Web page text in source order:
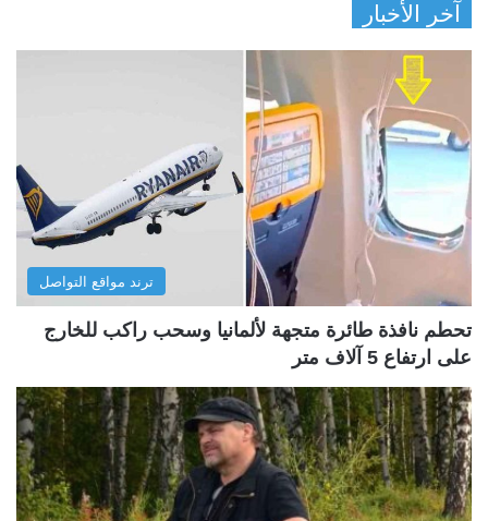
آخر الأخبار
ترند مواقع التواصل
تحطم نافذة طائرة متجهة لألمانيا وسحب راكب للخارج
على ارتفاع 5 آلاف متر